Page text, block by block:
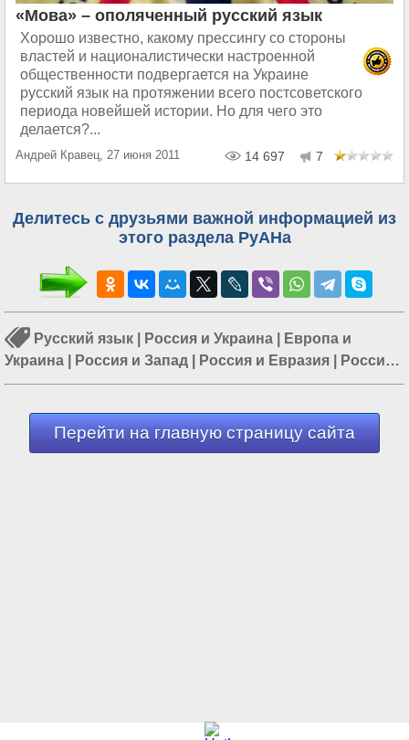
«Мова» – ополяченный русский язык
Хорошо известно, какому прессингу со стороны
властей и националистически настроенной
общественности подвергается на Украине
русский язык на протяжении всего постсоветского
периода новейшей истории. Но для чего это
делается?...
Андрей Кравец, 27 июня 2011 14 697 7
Делитесь с друзьями важной информацией из
этого раздела РуАНа
Русский язык Россия и Украина
Европа и
Украина
Россия и Запад Россия и Евразия
Россия
и Европа|Политика в Украине
Перейти на главную страницу сайта